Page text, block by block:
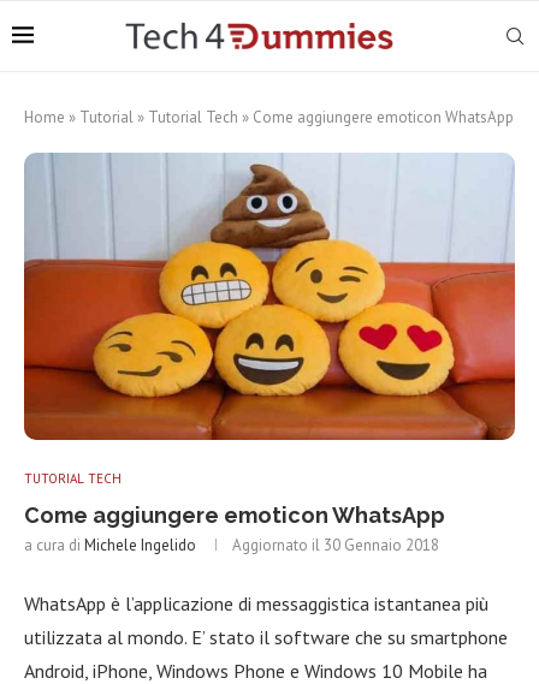
Home » Tutorial » Tutorial Tech » Come aggiungere emoticon WhatsApp
TUTORIAL TECH
Come aggiungere emoticon WhatsApp
a cura di Michele Ingelido Aggiornato il 30 Gennaio 2018
WhatsApp è l’applicazione di messaggistica istantanea più
utilizzata al mondo. E’ stato il software che su smartphone
Android, iPhone, Windows Phone e Windows 10 Mobile ha